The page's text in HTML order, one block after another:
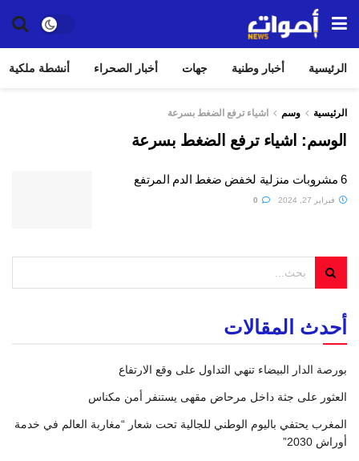
الرئيسية أخبار وطنية جهات أخبار الصحراء أنشطة ملكية
الرئيسية وسم اشياء ترفع الضغط بسرعة
الوسم: اشياء ترفع الضغط بسرعة
6 مشروبات منزلية لخفض ضغط الدم المرتفع
فبراير 27, 2024
أحدث المقالات
بورصة الدار البيضاء تنهي التداول على وقع الارتفاع
العثور على جثة داخل مرحاض مقهى يستنفر أمن مكناس
المغرب يحتفي باليوم الوطني للجالية تحت شعار “مغاربة العالم في خدمة
أوراش 2030”